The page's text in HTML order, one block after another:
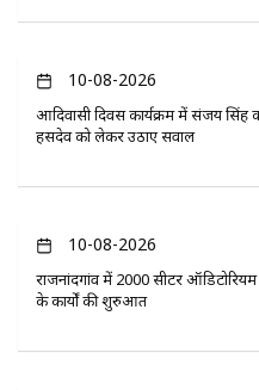
10-08-2026
आदिवासी दिवस कार्यक्रम में संजय सिंह
हसदेव को लेकर उठाए सवाल
10-08-2026
राजनांदगांव में 2000 सीटर
के कार्यों की शुरुआत